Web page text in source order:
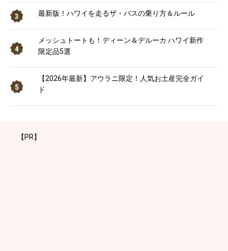
最新版！ハワイを走るザ・バスの乗り方＆ルール
メッシュトートも！ディーン＆デルーカ ハワイ新作
限定品5選
【2026年最新】アウラニ限定！人気お土産完全ガイ
ド
【PR】